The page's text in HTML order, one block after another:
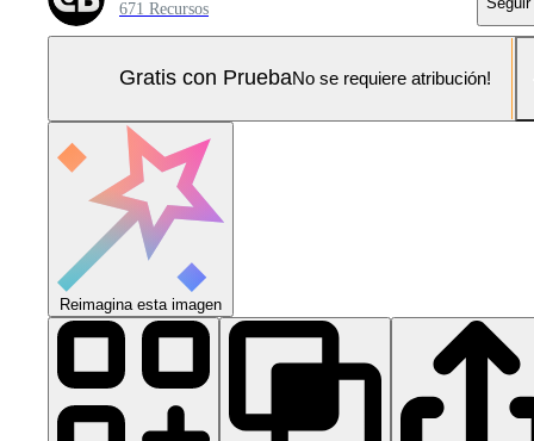
671 Recursos
Gratis con PruebaNo se requiere atribución!
Reimagina esta imagen